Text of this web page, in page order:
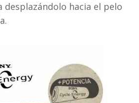
desplazándolo hacia el pelo